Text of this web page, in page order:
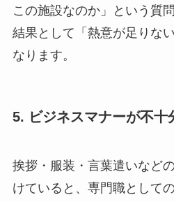
この施設なのか」という質
結果として「熱意が足りな
なります。
5. ビジネスマナーが不十
挨拶・服装・言葉遣いなど
けていると、専門職として